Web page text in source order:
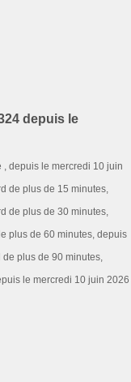
depuis le
, depuis le mercredi 10 juin
de plus de 15 minutes,
de plus de 30 minutes,
plus de 60 minutes, depuis
de plus de 90 minutes,
le mercredi 10 juin 2026